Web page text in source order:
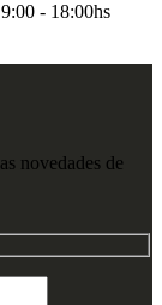
- 18:00hs
novedades de